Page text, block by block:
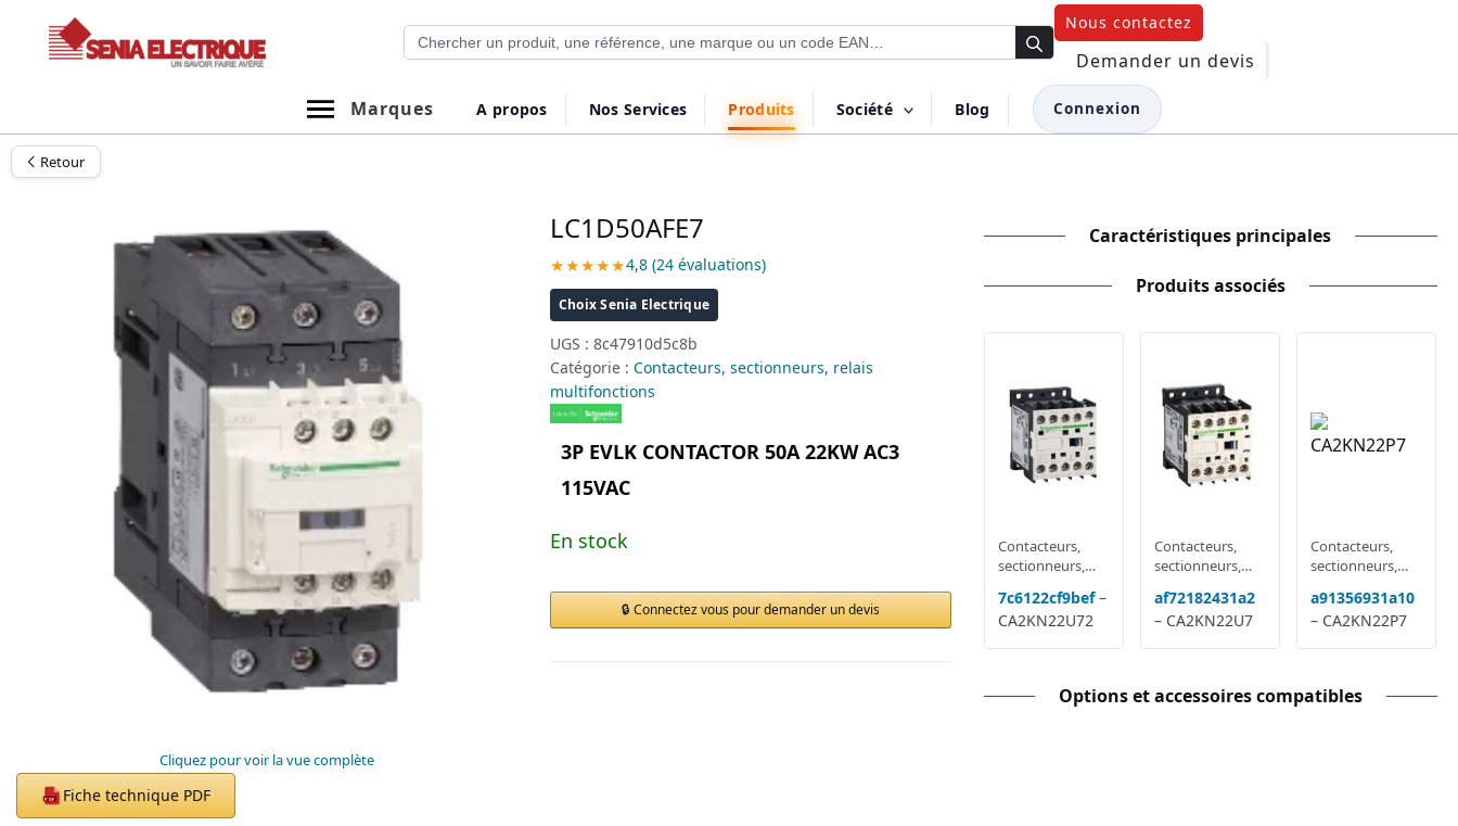
Recherche de produits
Nous contactez
Demander un devis
Marques
A propos Nos Services Produits Société Blog Connexion
Retour
Cliquez pour voir la vue complète
PDF Fiche technique PDF
LC1D50AFE7
★★★★★4,8 (24 évaluations)
Choix Senia Electrique
UGS : 8c47910d5c8b
Catégorie : Contacteurs, sectionneurs, relais
multifonctions
3P EVLK CONTACTOR 50A 22KW AC3
115VAC
En stock
Connectez vous pour demander un devis
Caractéristiques principales
Produits associés
Contacteurs,
sectionneurs,
multifonctions
7c6122cf9bef –
CA2KN22U72
Contacteurs,
sectionneurs,
multifonctions
af72182431a2
– CA2KN22U7
Contacteurs,
sectionneurs,
multifonctions
a91356931a10
– CA2KN22P7
Options et accessoires compatibles